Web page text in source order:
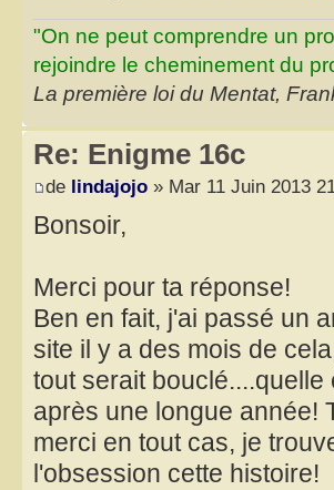
"On ne peut comprendre un
rejoindre le cheminement du
La première loi du Mentat,
Re: Enigme 16c
de lindajojo » Mar 11 Juin 2013
Bonsoir,
Merci pour ta réponse!
Ben en fait, j'ai passé un
site il y a des mois de
tout serait
après une longue année!
merci en tout cas, je
l'obsession cette histoire!